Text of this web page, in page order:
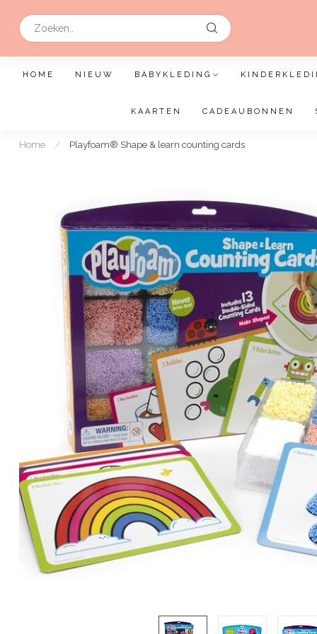
HOME NIEUW BABYKLEDING
KAARTEN CADEAUBONNEN
Home / Playfoam® Shape & learn counting cards